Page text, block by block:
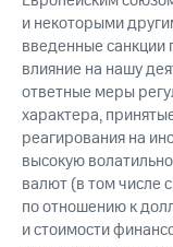
и некоторыми
введенные санкции
влияние на нашу
ответные меры
характера,
реагирования на
высокую
валют (в том числе
по отношению к
и стоимости